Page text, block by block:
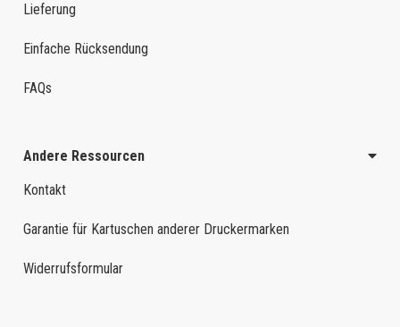
Lieferung
Einfache Rücksendung
FAQs
Andere Ressourcen
Kontakt
Garantie für Kartuschen anderer Druckermarken
Widerrufsformular